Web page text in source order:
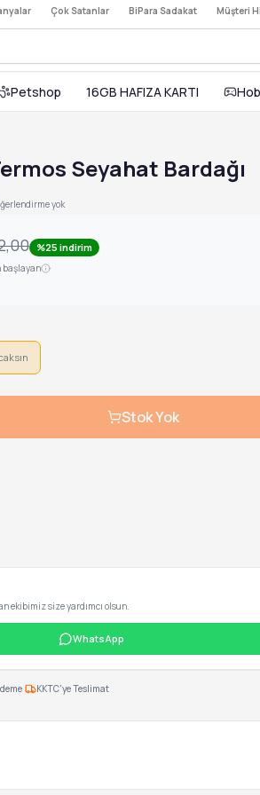
Çok Satanlar BiPara Sadakat Müşteri
Petshop 16GB HAFIZA KARTI
Seyahat Bardağı
yok
%25 indirim
başlayan
Stok Yok
ekibimiz size yardımcı olsun.
WhatsApp
KKTC'ye Teslimat